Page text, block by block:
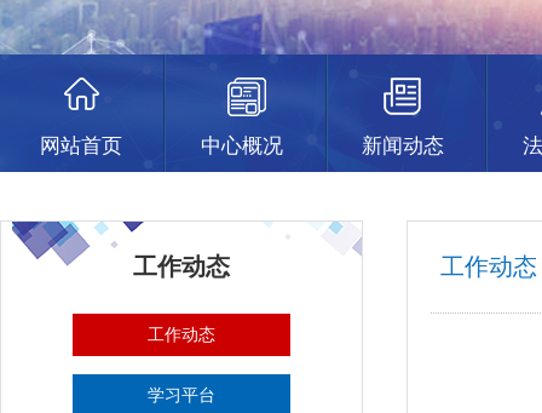
网站首页 中心概况 新闻动态
工作动态
工作动态
学习平台
工作动态